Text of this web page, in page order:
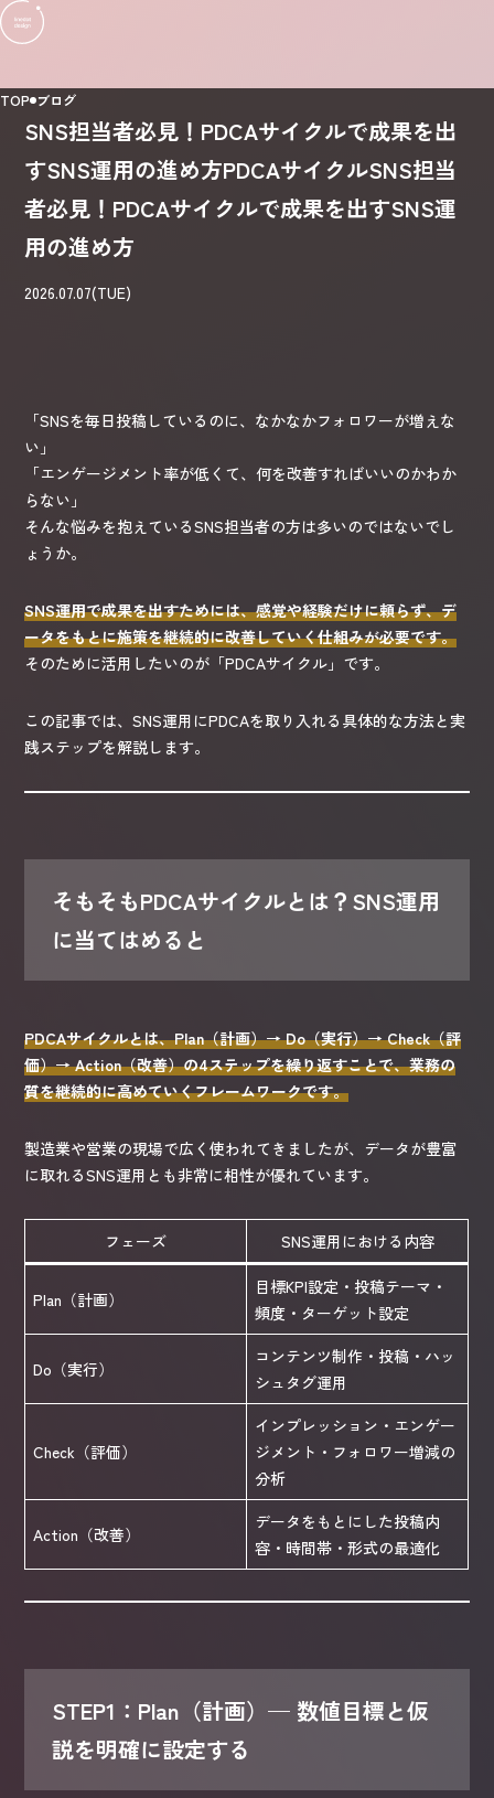
TOP ブログ
SNS担当者必見！PDCAサイクルで成果を出
すSNS運用の進め方PDCAサイクルSNS担当
者必見！PDCAサイクルで成果を出すSNS運
用の進め方
2026.07.07(TUE)
「SNSを毎日投稿しているのに、なかなかフォロワーが増えな
い」
「エンゲージメント率が低くて、何を改善すればいいのかわか
らない」
そんな悩みを抱えているSNS担当者の方は多いのではないでし
ょうか。
SNS運用で成果を出すためには、感覚や経験だけに頼らず、デ
ータをもとに施策を継続的に改善していく仕組みが必要です。
そのために活用したいのが「PDCAサイクル」です。
この記事では、SNS運用にPDCAを取り入れる具体的な方法と実
践ステップを解説します。
そもそもPDCAサイクルとは？SNS運用
に当てはめると
PDCAサイクルとは、Plan（計画）→ Do（実行）→ Check（評
価）→ Action（改善）の4ステップを繰り返すことで、業務の
質を継続的に高めていくフレームワークです。
製造業や営業の現場で広く使われてきましたが、データが豊富
に取れるSNS運用とも非常に相性が優れています。
フェーズ SNS運用における内容
Plan（計画）
目標KPI設定・投稿テーマ・
頻度・ターゲット設定
Do（実行）
コンテンツ制作・投稿・ハッ
シュタグ運用
Check（評価）
インプレッション・エンゲー
ジメント・フォロワー増減の
分析
Action（改善）
データをもとにした投稿内
容・時間帯・形式の最適化
STEP1：Plan（計画）— 数値目標と仮
説を明確に設定する